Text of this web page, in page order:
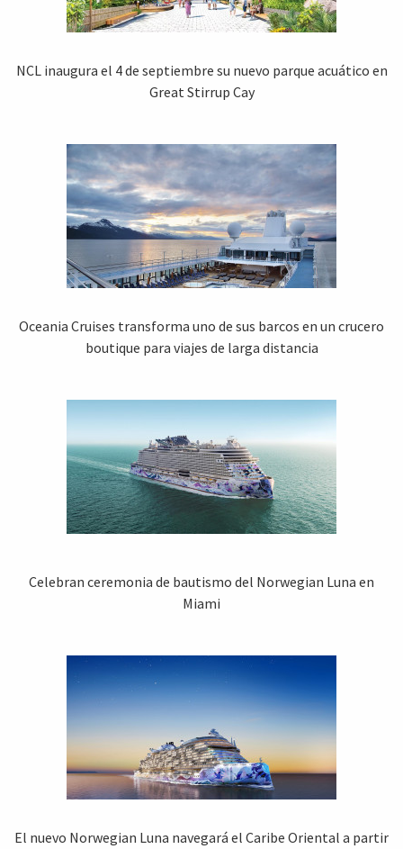
NCL inaugura el 4 de septiembre su nuevo parque acuático en
Great Stirrup Cay
Oceania Cruises transforma uno de sus barcos en un crucero
boutique para viajes de larga distancia
Celebran ceremonia de bautismo del Norwegian Luna en
Miami
El nuevo Norwegian Luna navegará el Caribe Oriental a partir